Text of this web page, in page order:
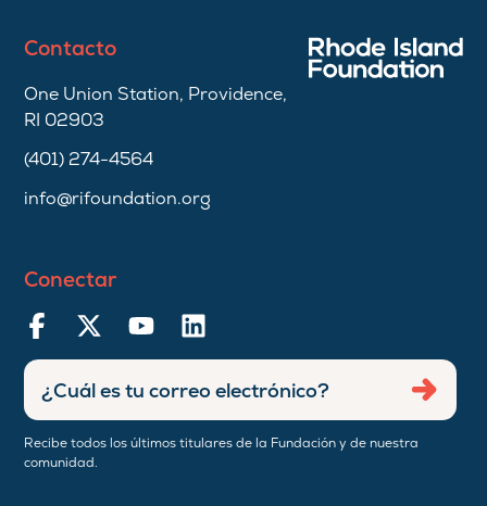
Contacto
One Union Station, Providence,
RI 02903
(401) 274-4564
info@rifoundation.org
Conectar
Recibe todos los últimos titulares de la Fundación y de nuestra
comunidad.
Ingresar
dirección
de
correo
Enviar